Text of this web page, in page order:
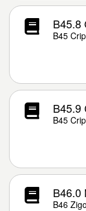
B45.8
B45
B45.9
B45
B46.0
B46